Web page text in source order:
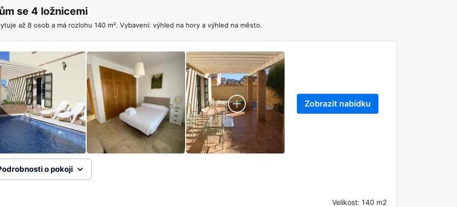
se 4 ložnicemi
až 8 osob a má rozlohu 140 m². Vybavení: výhled na hory a výhled na město.
Zobrazit nabídku
o pokoji
Velikost: 140 m2